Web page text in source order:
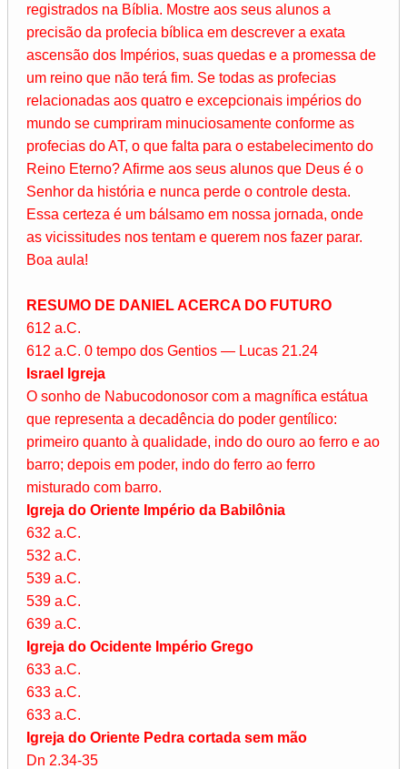
registrados na Bíblia. Mostre aos seus alunos a
precisão da profecia bíblica em descrever a exata
ascensão dos Impérios, suas quedas e a promessa de
um reino que não terá fim. Se todas as profecias
relacionadas aos quatro e excepcionais impérios do
mundo se cumpriram minuciosamente conforme as
profecias do AT, o que falta para o estabelecimento do
Reino Eterno? Afirme aos seus alunos que Deus é o
Senhor da história e nunca perde o controle desta.
Essa certeza é um bálsamo em nossa jornada, onde
as vicissitudes nos tentam e querem nos fazer parar.
Boa aula!
RESUMO DE DANIEL ACERCA DO FUTURO
612 a.C.
612 a.C. 0 tempo dos Gentios — Lucas 21.24
Israel Igreja
O sonho de Nabucodonosor com a magnífica estátua
que representa a decadência do poder gentílico:
primeiro quanto à qualidade, indo do ouro ao ferro e ao
barro; depois em poder, indo do ferro ao ferro
misturado com barro.
Igreja do Oriente Império da Babilônia
632 a.C.
532 a.C.
539 a.C.
539 a.C.
639 a.C.
Igreja do Ocidente Império Grego
633 a.C.
633 a.C.
633 a.C.
Igreja do Oriente Pedra cortada sem mão
Dn 2.34-35